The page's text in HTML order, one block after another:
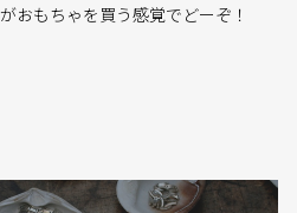
おもちゃを買う感覚でどーぞ！